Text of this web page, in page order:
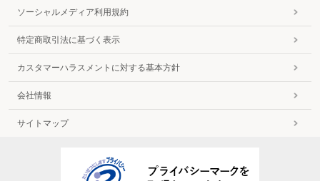
ソーシャルメディア利用規約
特定商取引法に基づく表示
カスタマーハラスメントに対する基本方針
会社情報
サイトマップ